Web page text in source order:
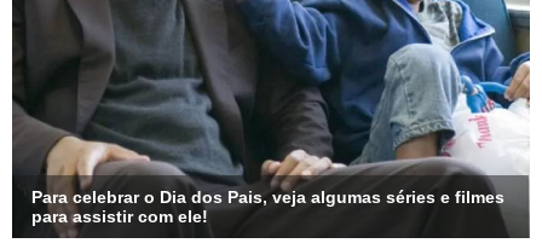
Para celebrar o Dia dos Pais, veja algumas séries e filmes
para assistir com ele!